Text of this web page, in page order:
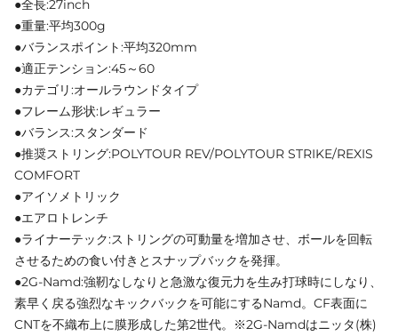
●全長:27inch
●重量:平均300g
●バランスポイント:平均320mm
●適正テンション:45～60
●カテゴリ:オールラウンドタイプ
●フレーム形状:レギュラー
●バランス:スタンダード
●推奨ストリング:POLYTOUR REV/POLYTOUR STRIKE/REXIS
COMFORT
●アイソメトリック
●エアロトレンチ
●ライナーテック:ストリングの可動量を増加させ、ボールを回転
させるための食い付きとスナップバックを発揮。
●2G-Namd:強靭なしなりと急激な復元力を生み打球時にしなり、
素早く戻る強烈なキックバックを可能にするNamd。CF表面に
CNTを不織布上に膜形成した第2世代。※2G-Namdはニッタ(株)